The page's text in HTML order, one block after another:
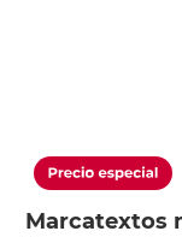
Marcatextos